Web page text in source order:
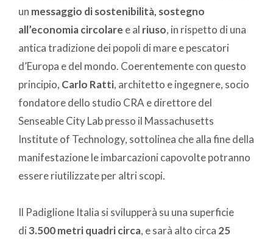
un messaggio di sostenibilità, sostegno
all’economia circolare e al riuso, in rispetto di una
antica tradizione dei popoli di mare e pescatori
d’Europa e del mondo. Coerentemente con questo
principio, Carlo Ratti, architetto e ingegnere, socio
fondatore dello studio CRA e direttore del
Senseable City Lab presso il Massachusetts
Institute of Technology, sottolinea che alla fine della
manifestazione le imbarcazioni capovolte potranno
essere riutilizzate per altri scopi.
Il Padiglione Italia si svilupperà su una superficie
di3.500 metri quadri circa, e sarà alto circa 25